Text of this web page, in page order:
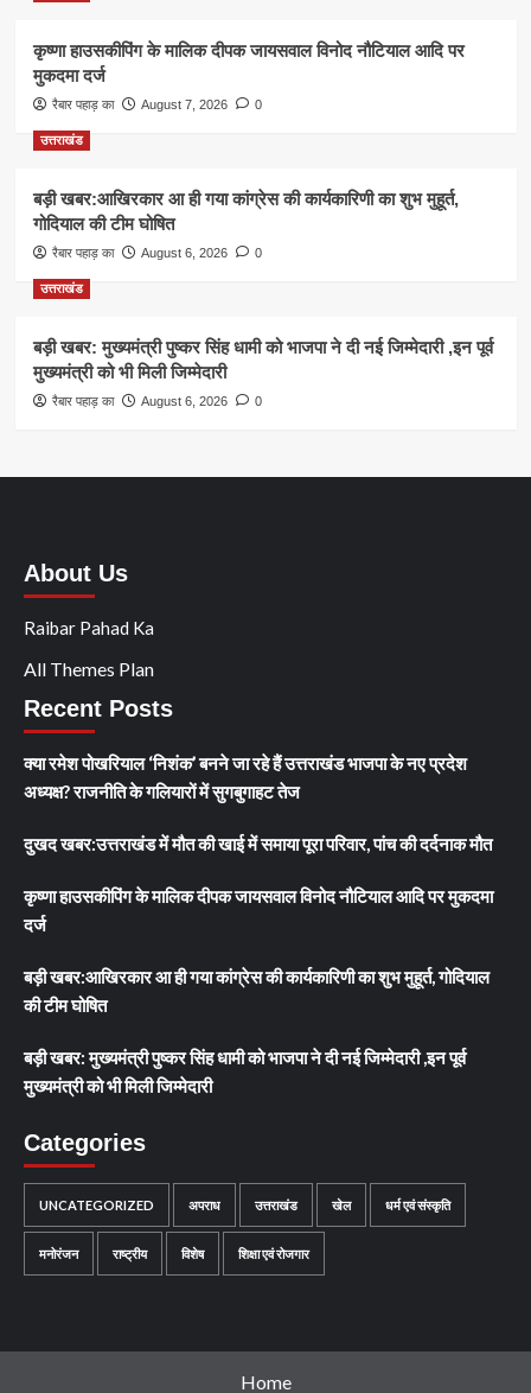
कृष्णा हाउसकीपिंग के मालिक दीपक जायसवाल विनोद नौटियाल आदि पर
मुकदमा दर्ज
रैबार पहाड़ का August 7, 2026 0
उत्तराखंड
बड़ी खबर:आखिरकार आ ही गया कांग्रेस की कार्यकारिणी का शुभ मुहूर्त,
गोदियाल की टीम घोषित
रैबार पहाड़ का August 6, 2026 0
उत्तराखंड
बड़ी खबर: मुख्यमंत्री पुष्कर सिंह धामी को भाजपा ने दी नई जिम्मेदारी ,इन पूर्व
मुख्यमंत्री को भी मिली जिम्मेदारी
रैबार पहाड़ का August 6, 2026 0
About Us
Raibar Pahad Ka
All Themes Plan
Recent Posts
क्या रमेश पोखरियाल ‘निशंक’ बनने जा रहे हैं उत्तराखंड भाजपा के नए प्रदेश
अध्यक्ष? राजनीति के गलियारों में सुगबुगाहट तेज
दुखद खबर:उत्तराखंड में मौत की खाई में समाया पूरा परिवार, पांच की दर्दनाक मौत
कृष्णा हाउसकीपिंग के मालिक दीपक जायसवाल विनोद नौटियाल आदि पर मुकदमा
दर्ज
बड़ी खबर:आखिरकार आ ही गया कांग्रेस की कार्यकारिणी का शुभ मुहूर्त, गोदियाल
की टीम घोषित
बड़ी खबर: मुख्यमंत्री पुष्कर सिंह धामी को भाजपा ने दी नई जिम्मेदारी ,इन पूर्व
मुख्यमंत्री को भी मिली जिम्मेदारी
Categories
UNCATEGORIZED अपराध उत्तराखंड खेल धर्म एवं संस्कृति
मनोरंजन राष्ट्रीय विशेष शिक्षा एवं रोजगार
Home